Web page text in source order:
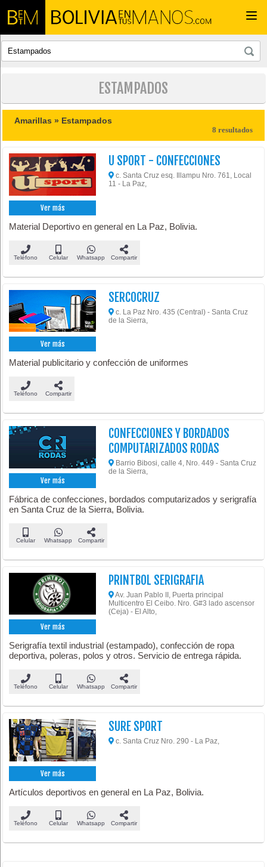
ESTAMPADOS
Amarillas » Estampados
8 resultados
Ver más
U SPORT - CONFECCIONES
c. Santa Cruz esq. Illampu Nro. 761, Local
11 - La Paz,
Material Deportivo en general en La Paz, Bolivia.
Teléfono Celular Whatsapp Compartir
Ver más
SERCOCRUZ
c. La Paz Nro. 435 (Central) - Santa Cruz
de la Sierra,
Material publicitario y confección de uniformes
Teléfono Compartir
Ver más
CONFECCIONES Y BORDADOS
COMPUTARIZADOS RODAS
Barrio Bibosi, calle 4, Nro. 449 - Santa Cruz
de la Sierra,
Fábrica de confecciones, bordados computarizados y serigrafía
en Santa Cruz de la Sierra, Bolivia.
Celular Whatsapp Compartir
Ver más
PRINTBOL SERIGRAFIA
Av. Juan Pablo II, Puerta principal
Multicentro El Ceibo. Nro. G#3 lado ascensor
(Ceja) - El Alto,
Serigrafía textil industrial (estampado), confección de ropa
deportiva, poleras, polos y otros. Servicio de entrega rápida.
Teléfono Celular Whatsapp Compartir
Ver más
SURE SPORT
c. Santa Cruz Nro. 290 - La Paz,
Artículos deportivos en general en La Paz, Bolivia.
Teléfono Celular Whatsapp Compartir